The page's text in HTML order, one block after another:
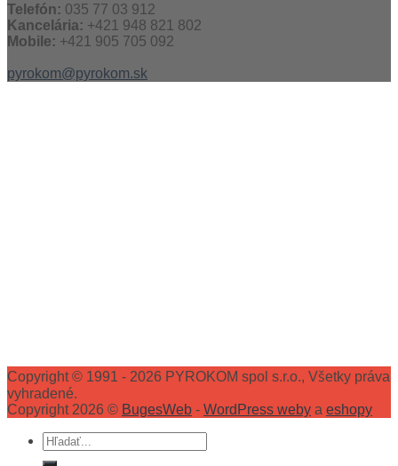
Telefón: 035 77 03 912
Kancelária: +421 948 821 802
Mobile: +421 905 705 092
pyrokom@pyrokom.sk
Copyright © 1991 - 2026 PYROKOM spol s.r.o., Všetky práva
vyhradené.
Copyright 2026 © BugesWeb - WordPress weby a eshopy
Hľadať: